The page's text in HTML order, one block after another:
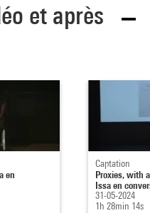
et après
en
Captation
Proxies, with
Issa en
31-05-2024
1h 28min 14s